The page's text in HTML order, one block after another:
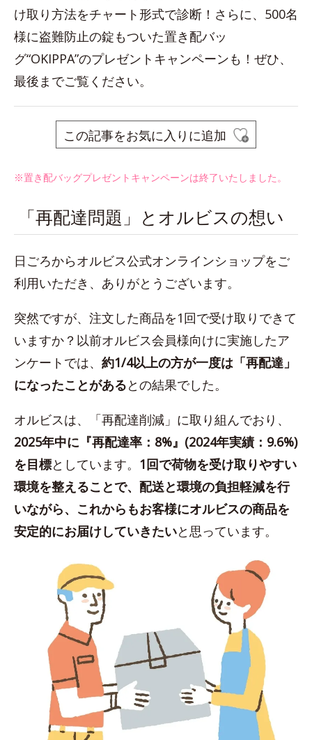
け取り方法をチャート形式で診断！さらに、500名
様に盗難防止の錠もついた置き配バッ
グ“OKIPPA”のプレゼントキャンペーンも！ぜひ、
最後までご覧ください。
この記事をお気に入りに追加
※置き配バッグプレゼントキャンペーンは終了いたしました。
「再配達問題」とオルビスの想い
日ごろからオルビス公式オンラインショップをご
利用いただき、ありがとうございます。
突然ですが、注文した商品を1回で受け取りできて
いますか？以前オルビス会員様向けに実施したア
ンケートでは、 約1/4以上の方が一度は「再配達」
になったことがあるとの結果でした。
オルビスは、「再配達削減」に取り組んでおり、
2025年中に『再配達率：8%』(2024年実績：9.6%)
を目標としています。 1回で荷物を受け取りやすい
環境を整えることで、配送と環境の負担軽減を行
いながら、これからもお客様にオルビスの商品を
安定的にお届けしていきたいと思っています。